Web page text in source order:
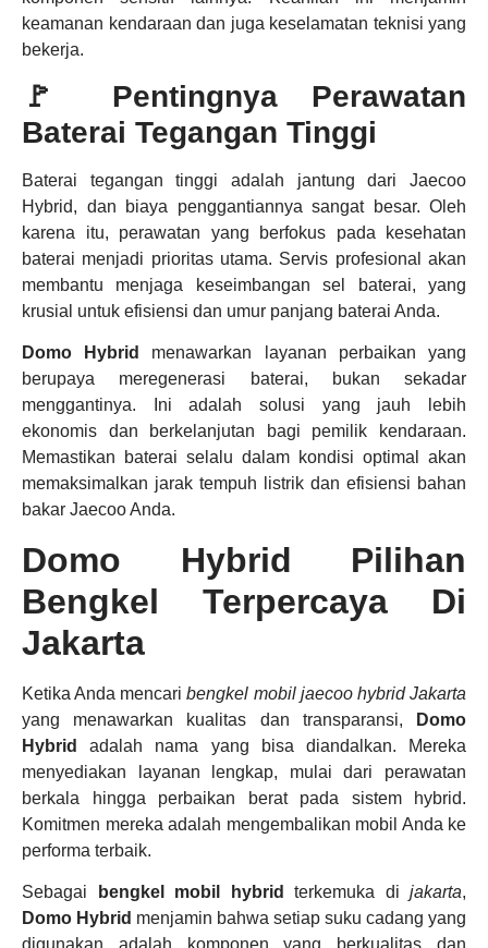
keamanan kendaraan dan juga keselamatan teknisi yang
bekerja.
🚩 Pentingnya Perawatan
Baterai Tegangan Tinggi
Baterai tegangan tinggi adalah jantung dari Jaecoo
Hybrid, dan biaya penggantiannya sangat besar. Oleh
karena itu, perawatan yang berfokus pada kesehatan
baterai menjadi prioritas utama. Servis profesional akan
membantu menjaga keseimbangan sel baterai, yang
krusial untuk efisiensi dan umur panjang baterai Anda.
Domo Hybrid
menawarkan layanan perbaikan yang
berupaya meregenerasi baterai, bukan sekadar
menggantinya. Ini adalah solusi yang jauh lebih
ekonomis dan berkelanjutan bagi pemilik kendaraan.
Memastikan baterai selalu dalam kondisi optimal akan
memaksimalkan jarak tempuh listrik dan efisiensi bahan
bakar Jaecoo Anda.
Domo Hybrid Pilihan
Bengkel Terpercaya Di
Jakarta
Ketika Anda mencaribengkel mobil jaecoo hybrid Jakarta
yang menawarkan kualitas dan transparansi,
Domo
Hybrid
adalah nama yang bisa diandalkan. Mereka
menyediakan layanan lengkap, mulai dari perawatan
berkala hingga perbaikan berat pada sistem hybrid.
Komitmen mereka adalah mengembalikan mobil Anda ke
performa terbaik.
Sebagai bengkel mobil hybrid terkemuka di jakarta,
Domo Hybrid menjamin bahwa setiap suku cadang yang